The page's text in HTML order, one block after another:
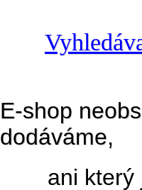
E-shop
dodáváme,
ani který